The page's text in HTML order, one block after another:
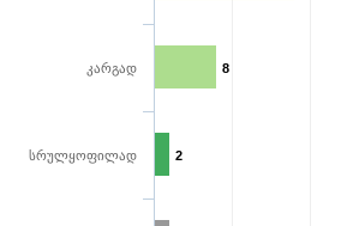
8
2
კარგად
სრულყოფილად